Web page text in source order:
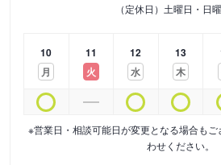
（定休日）土曜日・日
10
月
11
火
12
水
13
木
※営業日・相談可能日が変更となる場合も
わせください。